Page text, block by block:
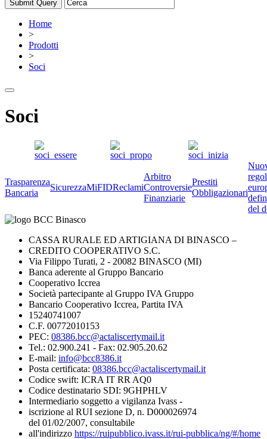
Home
>
Prodotti
>
Soci
Soci
Trasparenza
Bancaria
SicurezzaMiFIDReclami
Arbitro
Controversie
Finanziarie
Prestiti
Obbligazionari
del
CASSA RURALE ED ARTIGIANA DI BINASCO –
CREDITO COOPERATIVO S.C.
Via Filippo Turati, 2 - 20082 BINASCO (MI)
Banca aderente al Gruppo Bancario
Cooperativo Iccrea
Società partecipante al Gruppo IVA Gruppo
Bancario Cooperativo Iccrea, Partita IVA
15240741007
C.F. 00772010153
PEC: 08386.bcc@actaliscertymail.it
Tel.: 02.900.241 - Fax: 02.905.20.62
E-mail: info@bcc8386.it
Posta certificata: 08386.bcc@actaliscertymail.it
Codice swift: ICRA IT RR AQ0
Codice destinatario SDI: 9GHPHLV
Intermediario soggetto a vigilanza Ivass -
iscrizione al RUI sezione D, n. D000026974
del 01/02/2007, consultabile
all'indirizzo https://ruipubblico.ivass.it/rui-pubblica/ng/#/home